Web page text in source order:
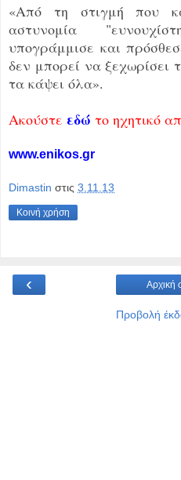
«Από τη στιγμή που
αστυνομία
υπογράμμισε και
δεν μπορεί να
τα κάψει όλα».
Ακούστε εδώ το ηχητικό
www.enikos.gr
Dimastin στις 3.11.13
Κοινή χρήση
‹ Αρχική
Προβολή